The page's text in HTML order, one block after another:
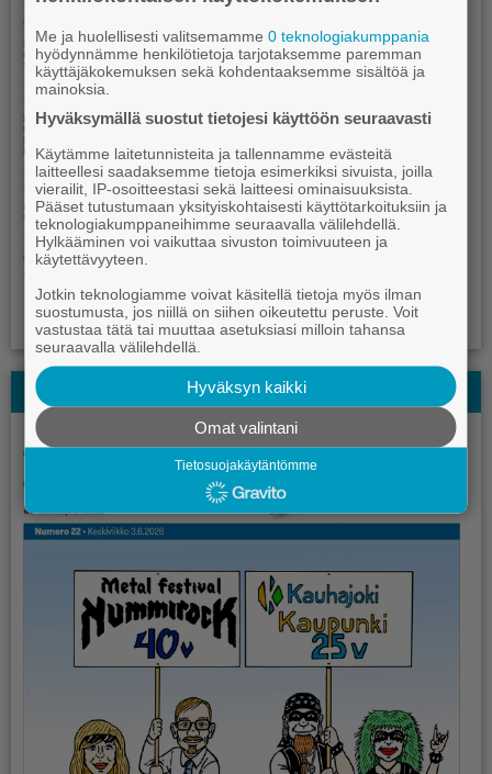
Kauhajoki-lehden Kesälehti
Me ja huolellisesti valitsemamme0 teknologiakumppania
hyödynnämme henkilötietoja tarjotaksemme paremman
käyttäjäkokemuksen sekä kohdentaaksemme sisältöä ja
mainoksia.
Hyväksymällä suostut tietojesi käyttöön seuraavasti
Käytämme laitetunnisteita ja tallennamme evästeitä
laitteellesi saadaksemme tietoja esimerkiksi sivuista, joilla
vierailit, IP-osoitteestasi sekä laitteesi ominaisuuksista.
Pääset tutustumaan yksityiskohtaisesti käyttötarkoituksiin ja
teknologiakumppaneihimme seuraavalla välilehdellä.
Hylkääminen voi vaikuttaa sivuston toimivuuteen ja
käytettävyyteen.
Jotkin teknologiamme voivat käsitellä tietoja myös ilman
suostumusta, jos niillä on siihen oikeutettu peruste. Voit
vastustaa tätä tai muuttaa asetuksiasi milloin tahansa
seuraavalla välilehdellä.
Hyväksyn kaikki
Omat valintani
Tietosuojakäytäntömme